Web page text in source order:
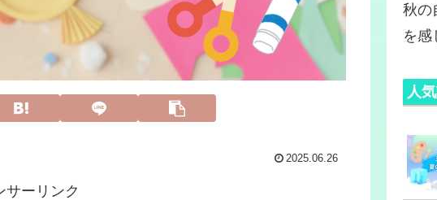
2025.06.26
サーリンク
秋の
を感
人